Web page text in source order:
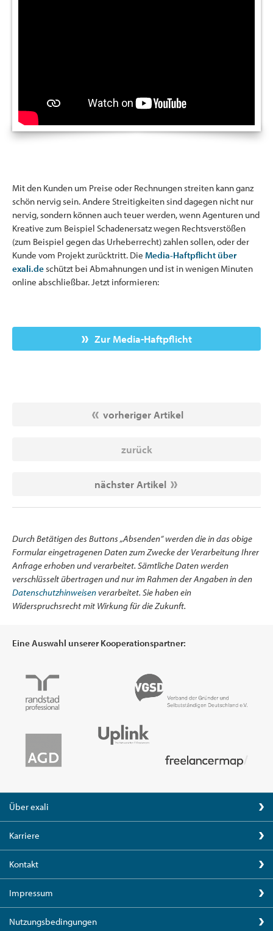
Mit den Kunden um Preise oder Rechnungen streiten kann ganz
schön nervig sein. Andere Streitigkeiten sind dagegen nicht nur
nervig, sondern können auch teuer werden, wenn Agenturen und
Kreative zum Beispiel Schadenersatz wegen Rechtsverstößen
(zum Beispiel gegen das Urheberrecht) zahlen sollen, oder der
Kunde vom Projekt zurücktritt. Die Media-Haftpflicht über
exali.de schützt bei Abmahnungen und ist in wenigen Minuten
online abschließbar. Jetzt informieren:
Zur Media-Haftpflicht
vorheriger Artikel
zurück
nächster Artikel
Durch Betätigen des Buttons „Absenden“ werden die in das obige
Formular eingetragenen Daten zum Zwecke der Verarbeitung Ihrer
Anfrage erhoben und verarbeitet. Sämtliche Daten werden
verschlüsselt übertragen und nur im Rahmen der Angaben in den
Datenschutzhinweisenverarbeitet. Sie haben ein
Widerspruchsrecht mit Wirkung für die Zukunft.
Eine Auswahl unserer Kooperationspartner:
Über exali
Karriere
Kontakt
Impressum
Nutzungsbedingungen